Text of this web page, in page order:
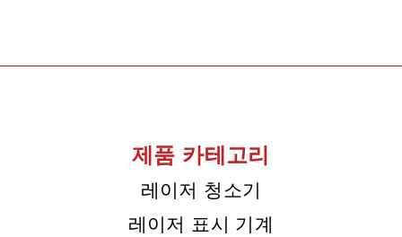
제품 카테고리
레이저 청소기
레이저 표시 기계